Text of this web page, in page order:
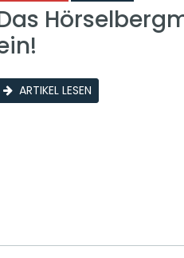
ARTIKEL LESEN